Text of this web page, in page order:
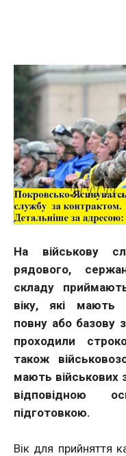
На військову
рядового,
складу
віку, які мають
повну або базову
проходили
також
мають військових
відповідною
підготовкою.
Вік для прийняття